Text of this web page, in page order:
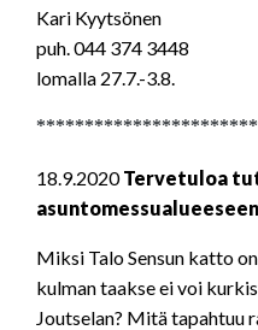
Kari Kyytsönen
puh. 044 374 3448
lomalla 27.7.-3.8.
18.9.2020Tervetuloa
Miksi Talo Sensun katto
kulman taakse ei voi
Joutselan? Mitä tapahtuu